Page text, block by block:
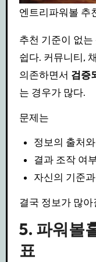
엔트리파워볼 추
추천 기준이 없
쉽다. 커뮤니티,
의존하면서 검증
는 경우가 많다.
문제는
정보의 출처
결과 조작 여
자신의 기준
결국 정보가 많
5. 파워볼
표